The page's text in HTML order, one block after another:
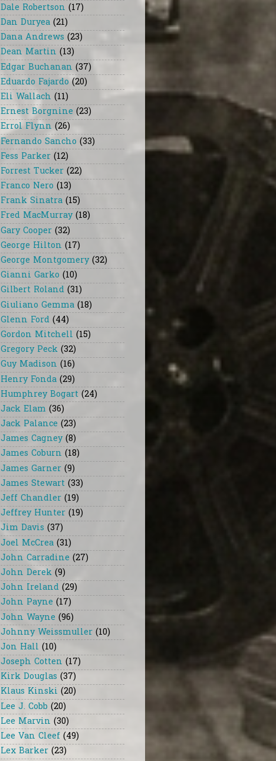
Dale Robertson (17)
Dan Duryea (21)
Dana Andrews (23)
Dean Martin (13)
Edgar Buchanan (37)
Eduardo Fajardo (20)
Eli Wallach (11)
Ernest Borgnine (23)
Errol Flynn (26)
Fernando Sancho (33)
Fess Parker (12)
Forrest Tucker (22)
Franco Nero (13)
Frank Sinatra (15)
Fred MacMurray (18)
Gary Cooper (32)
George Hilton (17)
George Montgomery (32)
Gianni Garko (10)
Gilbert Roland (31)
Giuliano Gemma (18)
Glenn Ford (44)
Gordon Mitchell (15)
Gregory Peck (32)
Guy Madison (16)
Henry Fonda (29)
Humphrey Bogart (24)
Jack Elam (36)
Jack Palance (23)
James Cagney (8)
James Coburn (18)
James Garner (9)
James Stewart (33)
Jeff Chandler (19)
Jeffrey Hunter (19)
Jim Davis (37)
Joel McCrea (31)
John Carradine (27)
John Derek (9)
John Ireland (29)
John Payne (17)
John Wayne (96)
Johnny Weissmuller (10)
Jon Hall (10)
Joseph Cotten (17)
Kirk Douglas (37)
Klaus Kinski (20)
Lee J. Cobb (20)
Lee Marvin (30)
Lee Van Cleef (49)
Lex Barker (23)